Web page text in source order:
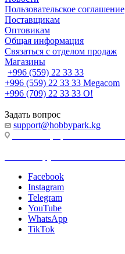
Пользовательское соглашение
Поставщикам
Оптовикам
Общая информация
Связаться с отделом продаж
Магазины
+996 (559) 22 33 33
+996 (559) 22 33 33 Megacom
+996 (709) 22 33 33 O!
Задать вопрос
support@hobbypark.kg
Facebook
Instagram
Telegram
YouTube
WhatsApp
TikTok